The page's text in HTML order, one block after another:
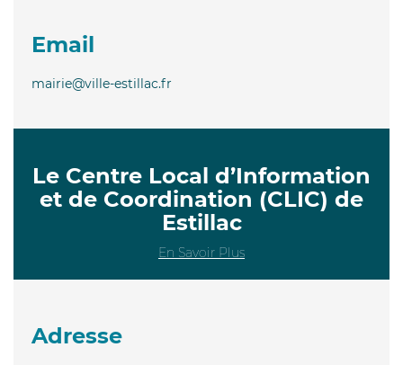
Email
mairie@ville-estillac.fr
Le Centre Local d’Information
et de Coordination (CLIC) de
Estillac
En Savoir Plus
Adresse